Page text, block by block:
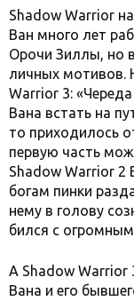
Shadow Warrior
Ван много лет
Орочи Зиллы, но
личных мотивов.
Warrior 3:
Вана встать на
то приходилось
первую часть
Shadow Warrior 2
богам пинки
нему в голову
бился с
А Shadow Warrior
Вана и его